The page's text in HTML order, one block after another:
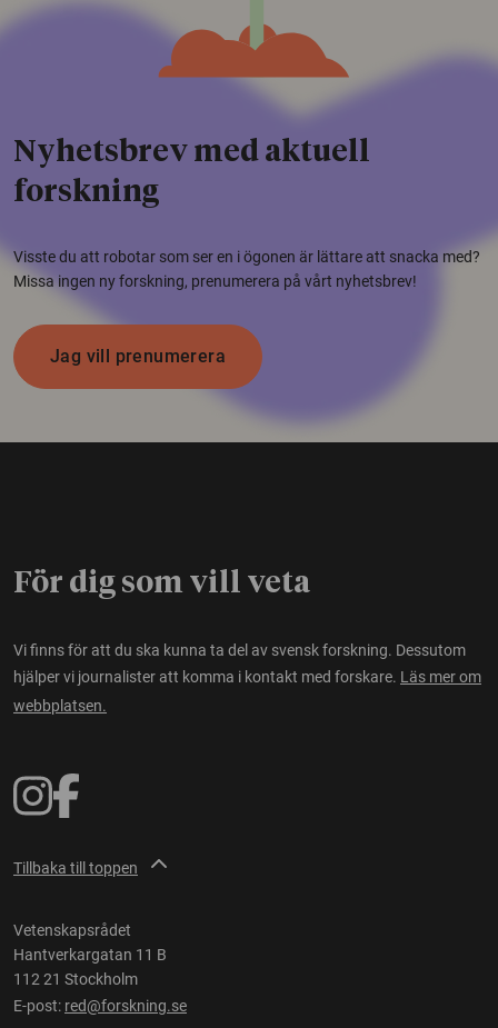
Nyhetsbrev med aktuell
forskning
Visste du att robotar som ser en i ögonen är lättare att snacka med?
Missa ingen ny forskning, prenumerera på vårt nyhetsbrev!
Jag vill prenumerera
För dig som vill veta
Vi finns för att du ska kunna ta del av svensk forskning. Dessutom
hjälper vi journalister att komma i kontakt med forskare. Läs mer om
webbplatsen.
Tillbaka till toppen
Vetenskapsrådet
Hantverkargatan 11 B
112 21 Stockholm
E-post: red@forskning.se